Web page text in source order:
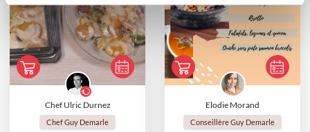
Chef Ulric Durnez
Chef Guy Demarle
Elodie Morand
Conseillère Guy Demarle